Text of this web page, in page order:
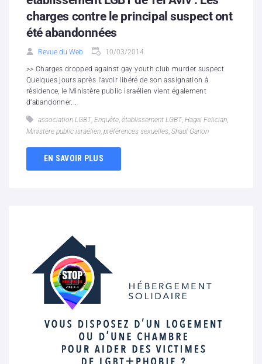
charges contre le principal suspect ont
été abandonnées
Revue du Web 10/03/2014
>> Charges dropped against gay youth club murder suspect
Quelques jours après l’avoir libéré de son assignation à
résidence, le Ministère public israélien vient également
d’abandonner...
association LGBT, Enquête établissement LGBT, Hagai Felician
Ministère public israélien préférences sexuelles Shaul Ganon
EN SAVOIR PLUS